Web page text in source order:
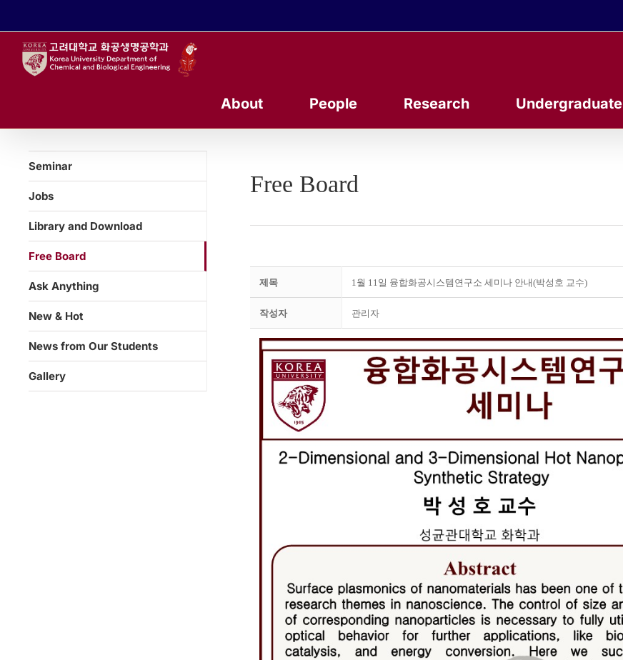
About People Research Undergraduate
Free Board
제목 1월 11일 융합화공시스템연구소 세미나 안내(박성호 교수)
작성자 관리자
Seminar
Jobs
Library and Download
Free Board
Ask Anything
New & Hot
News from Our Students
Gallery